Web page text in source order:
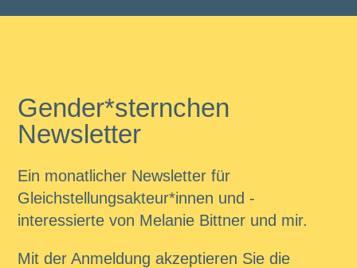
Gender*sternchen
Newsletter
Ein monatlicher Newsletter für
Gleichstellungsakteur*innen und -
interessierte von Melanie Bittner und mir.
Mit der Anmeldung akzeptieren Sie die